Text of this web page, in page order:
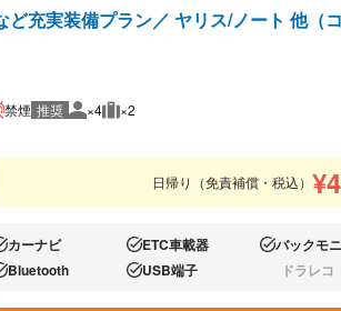
充実装備プラン／ ヤリス/ノート 他（
禁煙 推奨 推奨人数
×4 推奨荷物
×2
日帰り（免責補償・税込） ¥
り:
カーナビ あり:ETC車載器 あり:バックモ
り:
Bluetooth あり:USB端子 なし:ドラレコ